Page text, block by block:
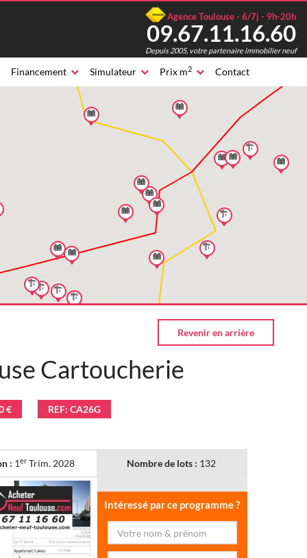
Agence Toulouse - 6/7j - 9h-20h
09.67.11.16.60
Depuis 2005, votre partenaire immobilier neuf
Financement Simulateur Prix m2 Contact
Cartoucherie
€ REF: CA26G
: 1erTrim. 2028 Nombre de lots : 132
Intéressé par ce programme ?